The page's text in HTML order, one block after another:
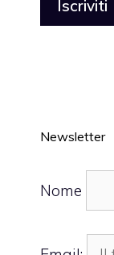
Newsletter
Nome